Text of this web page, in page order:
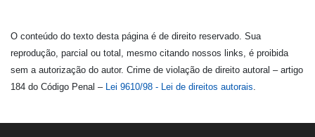
O conteúdo do texto desta página é de direito reservado. Sua
reprodução, parcial ou total, mesmo citando nossos links, é proibida
sem a autorização do autor. Crime de violação de direito autoral – artigo
184 do Código Penal –
Lei 9610/98 - Lei de direitos autorais